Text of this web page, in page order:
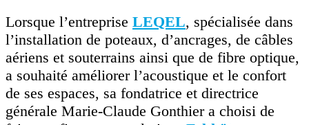
Lorsque l’entreprise LEQEL, spécialisée dans
l’installation de poteaux, d’ancrages, de câbles
aériens et souterrains ainsi que de fibre optique,
a souhaité améliorer l’acoustique et le confort
de ses espaces, sa fondatrice et directrice
générale Marie-Claude Gonthier a choisi de